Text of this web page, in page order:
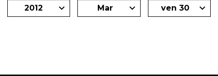
2012 Mar ven 30